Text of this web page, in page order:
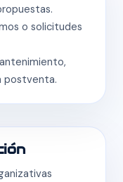
o solicitudes
postventa.